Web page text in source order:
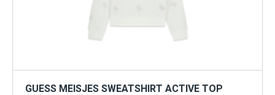
GUESS MEISJES SWEATSHIRT ACTIVE TOP